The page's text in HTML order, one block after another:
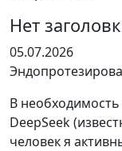
Нет
Оценка
5
5
05.07.2026
В
DeepSeek
человек я